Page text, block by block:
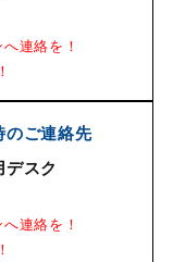
連絡を！
のご連絡先
スク
連絡を！